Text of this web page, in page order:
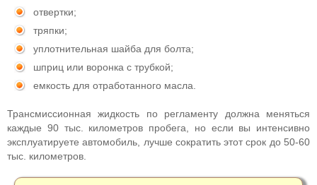
отвертки;
тряпки;
уплотнительная шайба для болта;
шприц или воронка с трубкой;
емкость для отработанного масла.
Трансмиссионная жидкость по регламенту должна меняться
каждые 90 тыс. километров пробега, но если вы интенсивно
эксплуатируете автомобиль, лучше сократить этот срок до 50-60
тыс. километров.